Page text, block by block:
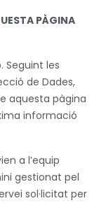
PÀGINA
Seguint les
de Dades,
aquesta pàgina
informació
a l’equip
gestionat pel
sol·licitat per